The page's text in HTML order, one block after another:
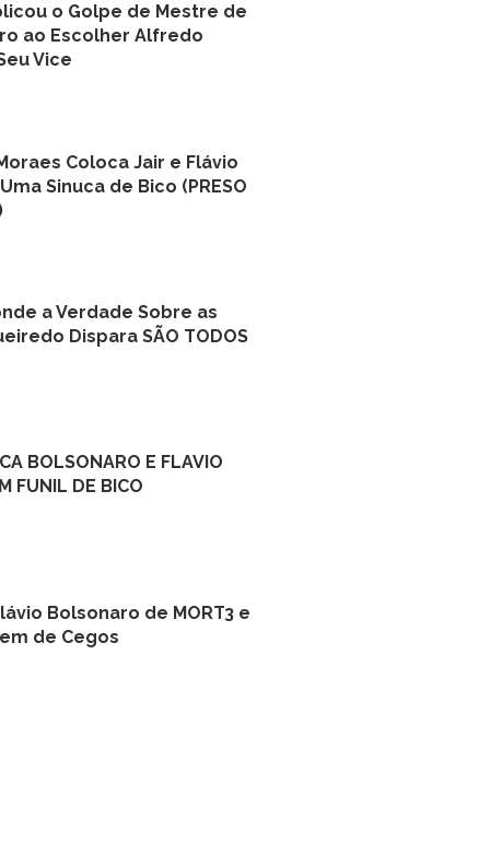
o Golpe de Mestre de
ao Escolher Alfredo
Vice
Coloca Jair e Flávio
Sinuca de Bico (PRESO
a Verdade Sobre as
Dispara SÃO TODOS
BOLSONARO E FLAVIO
FUNIL DE BICO
Bolsonaro de MORT3 e
de Cegos